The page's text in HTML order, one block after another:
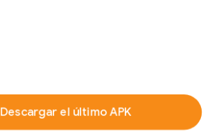
Descargar el último APK